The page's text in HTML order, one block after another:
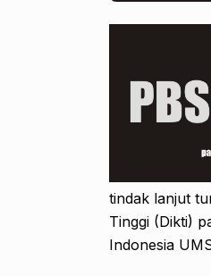
tindak lanjut
Tinggi (Dikti)
Indonesia